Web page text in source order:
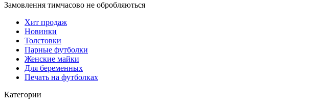
Замовлення тимчасово не обробляються
Хит продаж
Новинки
Толстовки
Парные футболки
Женские майки
Для беременных
Печать на футболках
Категории